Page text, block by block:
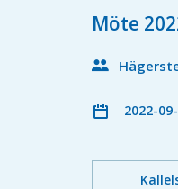
Möte
2022-